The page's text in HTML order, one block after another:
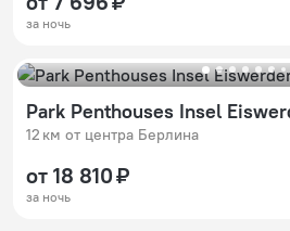
за ночь
Park Penthouses Insel
12 км от центра Берлина
от 18 810 ₽
за ночь